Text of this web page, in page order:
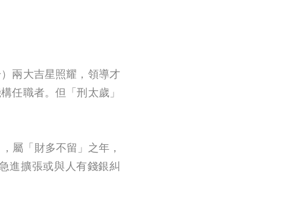
兩大吉星照耀，領導才
任職者。但「刑太歲」
「財多不留」之年，
進擴張或與人有錢銀糾